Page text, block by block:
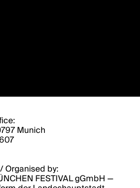
Munich
Organised by:
FESTIVAL gGmbH ­­—